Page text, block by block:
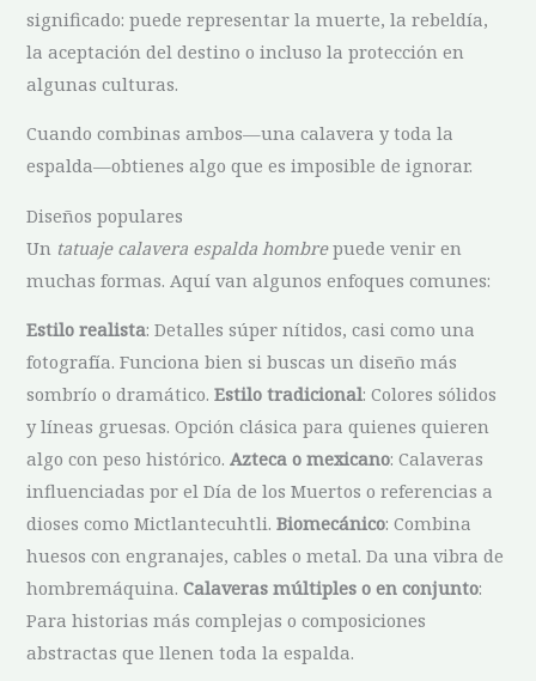
significado: puede representar la muerte, la rebeldía,
la aceptación del destino o incluso la protección en
algunas culturas.
Cuando combinas ambos—una calavera y toda la
espalda—obtienes algo que es imposible de ignorar.
Diseños populares
Un tatuaje calavera espalda hombrepuede venir en
muchas formas. Aquí van algunos enfoques comunes:
Estilo realista: Detalles súper nítidos, casi como una
fotografía. Funciona bien si buscas un diseño más
sombrío o dramático.Estilo tradicional: Colores sólidos
y líneas gruesas. Opción clásica para quienes quieren
algo con peso histórico.Azteca o mexicano: Calaveras
influenciadas por el Día de los Muertos o referencias a
dioses como Mictlantecuhtli.Biomecánico: Combina
huesos con engranajes, cables o metal. Da una vibra de
hombremáquina.Calaveras múltiples o en conjunto:
Para historias más complejas o composiciones
abstractas que llenen toda la espalda.